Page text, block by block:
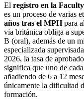
El registro en la
es un proceso de varias
años tras el MPHpara
vía británica obliga a
B (oral), además de un
especializada
2026, la tasa de
significa que uno de
añadiendo de 6 a 12
únicamente la dificultad
formación.